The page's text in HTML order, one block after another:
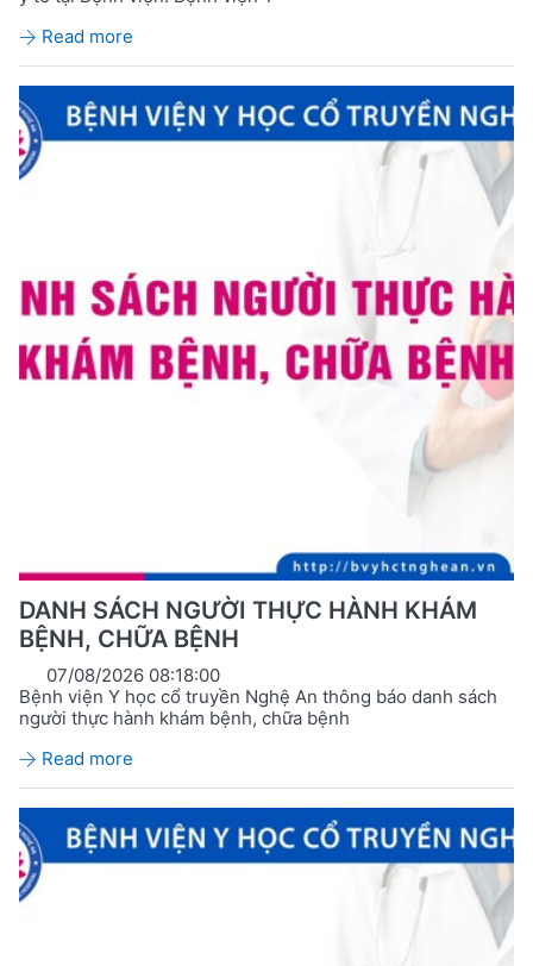
Read more
DANH SÁCH NGƯỜI THỰC HÀNH KHÁM
BỆNH, CHỮA BỆNH
07/08/2026 08:18:00
Bệnh viện Y học cổ truyền Nghệ An thông báo danh sách
người thực hành khám bệnh, chữa bệnh
Read more